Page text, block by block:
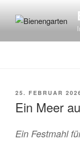
Inhalt
VERÖFFENTLICHT
25. FEBRUAR
Ein Meer
Ein Festmahl